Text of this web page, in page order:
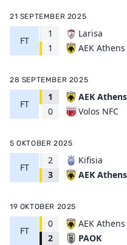
21 SEPTEMBER 2025
FT
1
1
Larisa
AEK Athens
28 SEPTEMBER 2025
FT
1
0
AEK
Volos NFC
5 OKTOBER 2025
FT
2
3
Kifisia
AEK
19 OKTOBER 2025
FT
0
2
AEK Athens
PAOK